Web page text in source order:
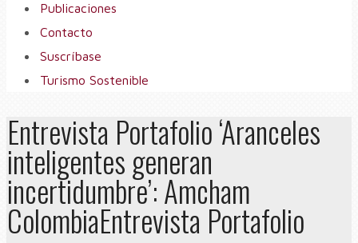
Publicaciones
Contacto
Suscríbase
Turismo Sostenible
Entrevista Portafolio ‘Aranceles
inteligentes generan
incertidumbre’: Amcham
ColombiaEntrevista Portafolio